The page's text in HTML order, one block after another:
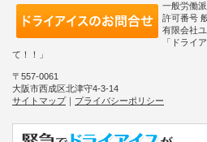
一般労働
許可番号
有限会社
「ドライ
て！！」
〒557-0061
大阪市西成区北津守4-3-14
サイトマップ｜ プライバシーポリシー